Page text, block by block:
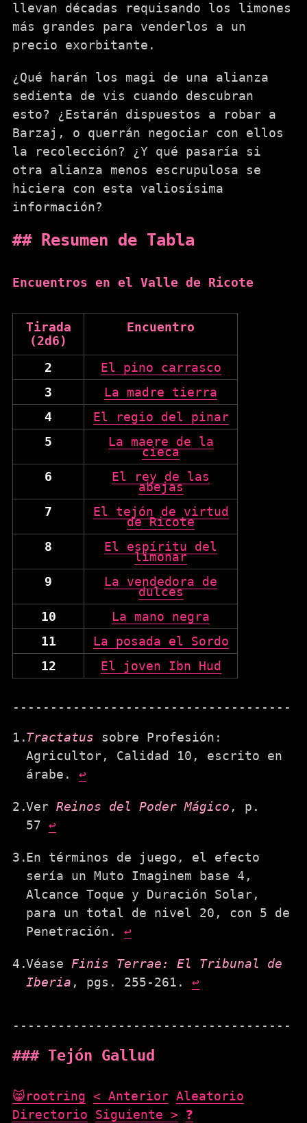
llevan décadas requisando los limones
más grandes para venderlos a un
precio exorbitante.
¿Qué harán los magi de una alianza
sedienta de vis cuando descubran
esto? ¿Estarán dispuestos a robar a
Barzaj, o querrán negociar con ellos
la recolección? ¿Y qué pasaría si
otra alianza menos escrupulosa se
hiciera con esta valiosísima
información?
Resumen de Tabla
Encuentros en el Valle de Ricote
Tirada
(2d6)
Encuentro
2
El pino carrasco
3
La madre tierra
4
El regio del pinar
5
La maere de la
cieca
6
El rey de las
abejas
7
El tejón de virtud
de Ricote
8
El espíritu del
limonar
9
La vendedora de
dulces
10
La mano negra
11
La posada el Sordo
12
El joven Ibn Hud
Tractatus sobre Profesión:
Agricultor, Calidad 10, escrito en
árabe. ↩
Ver Reinos del Poder Mágico , p.
57 ↩
En términos de juego, el efecto
sería un Muto Imaginem base 4,
Alcance Toque y Duración Solar,
para un total de nivel 20, con 5 de
Penetración. ↩
Véase Finis Terrae: El Tribunal de
Iberia , pgs. 255-261. ↩
Tejón Gallud
😸rootring < Anterior Aleatorio
Directorio
Siguiente > ❓